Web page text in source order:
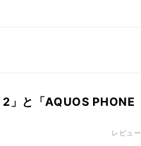
」と「AQUOS PHONE
レビュー